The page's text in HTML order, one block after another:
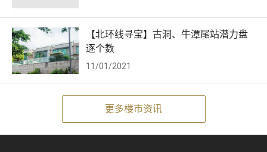
更多楼市资讯
【北环线寻宝】古洞、牛潭尾站潜力盘
逐个数
11/01/2021